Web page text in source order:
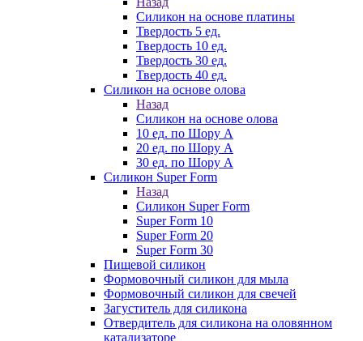
Силикон на основе платины
Твердость 5 ед.
Твердость 10 ед.
Твердость 30 ед.
Твердость 40 ед.
Силикон на основе олова
Назад
Силикон на основе олова
10 ед. по Шору А
20 ед. по Шору А
30 ед. по Шору А
Силикон Super Form
Назад
Силикон Super Form
Super Form 10
Super Form 20
Super Form 30
Пищевой силикон
Формовочный силикон для мыла
Формовочный силикон для свечей
Загуститель для силикона
Отвердитель для силикона на оловянном
катализаторе